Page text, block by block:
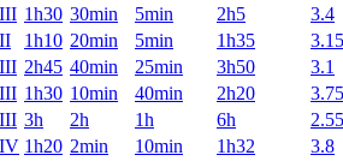
1h30 30min 5min 2h5
3.4
1h10 20min 5min 1h35
3.15
2h45 40min 25min 3h50
3.1
1h30 10min 40min 2h20
3.75
3h 2h 1h 6h
2.55
1h20 2min 10min 1h32
3.8